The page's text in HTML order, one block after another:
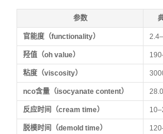
参数
官能度（functionality）
羟值（oh value）
粘度（viscosity）
nco含量（isocyanate content）
反应时间（cream time）
脱模时间（demold time）